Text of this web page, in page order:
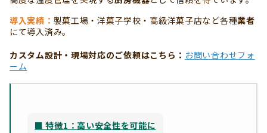
導入実績： 製菓工場・洋菓子学校・高級洋菓子店など各種業者
にて導入済み。
カスタム設計・現場対応のご依頼はこちら： お問い合わせフォ
ーム
■ 特徴1：高い安全性を可能に